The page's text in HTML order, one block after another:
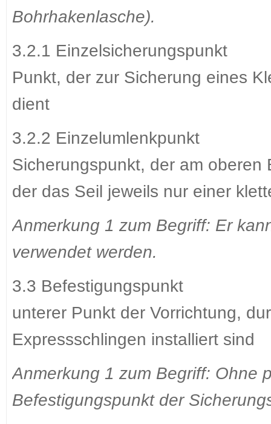
Bohrhakenlasche).
3.2.1 Einzelsicherungspunkt
Punkt, der zur Sicherung eines
dient
3.2.2 Einzelumlenkpunkt
Sicherungspunkt, der am
der das Seil jeweils nur einer
Anmerkung 1 zum Begriff: Er
verwendet werden.
3.3 Befestigungspunkt
unterer Punkt der Vorrichtung,
Expressschlingen installiert sind
Anmerkung 1 zum Begriff: Ohne
Befestigungspunkt der